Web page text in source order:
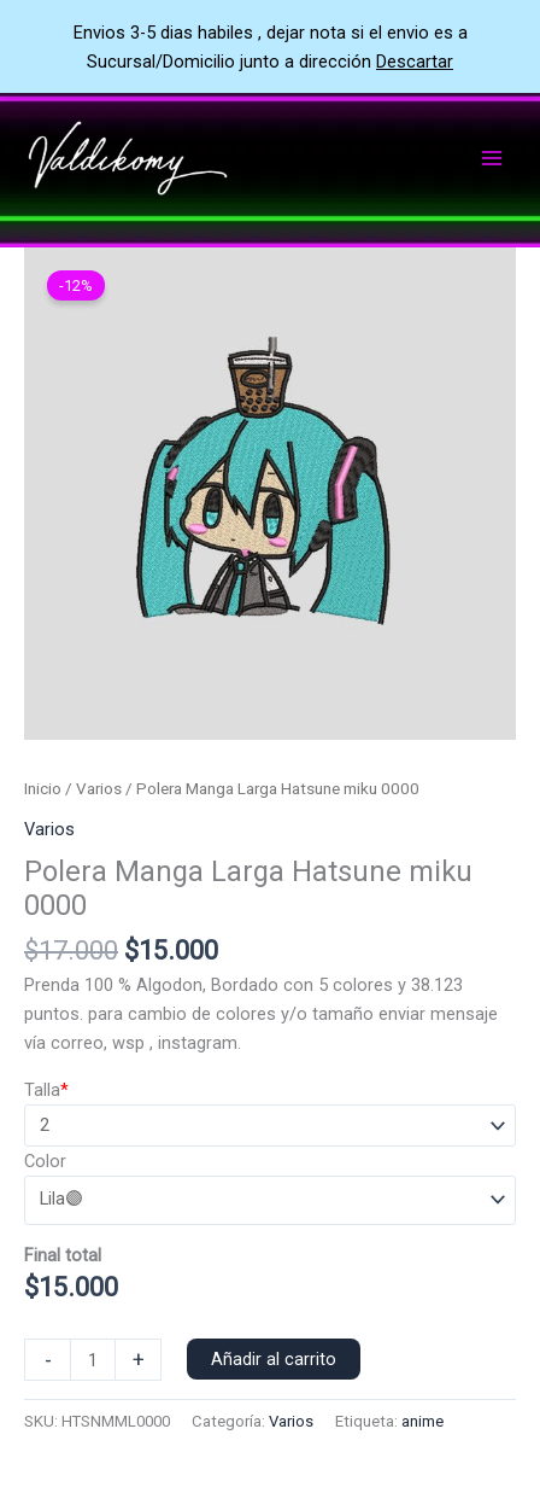
Envios 3-5 dias habiles , dejar nota si el envio es a
Sucursal/Domicilio junto a dirección Descartar
al
contenido
-12%
Inicio / Varios / Polera Manga Larga Hatsune miku 0000
Varios
Polera Manga Larga Hatsune miku
0000
$17.000 El
precio
original
era:
$15.000El
precio
actual
es:
Prenda 100 % Algodon, Bordado con 5 colores y 38.123
puntos. para cambio de colores y/o tamaño enviar mensaje
vía correo, wsp , instagram.
*
Talla
Color
Final total
$15.000
-
Manga
+ Añadir al carrito
SKU: HTSNMML0000 Categoría: Varios Etiqueta: anime